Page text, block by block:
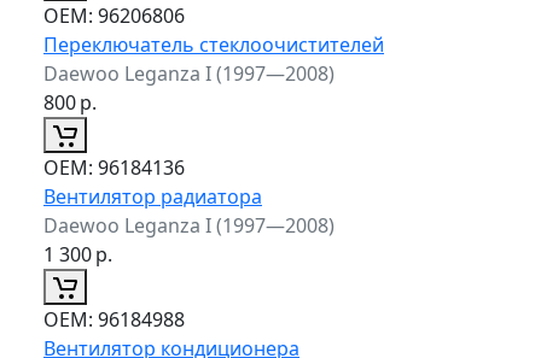
ОЕМ: 96206806
Переключатель стеклоочистителей
Daewoo Leganza I (1997—2008)
800р.
ОЕМ: 96184136
Вентилятор радиатора
Daewoo Leganza I (1997—2008)
1 300р.
ОЕМ: 96184988
Вентилятор кондиционера